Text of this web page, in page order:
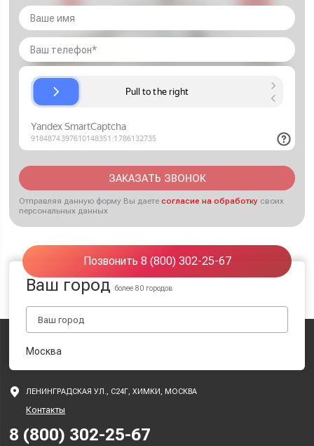
ЗАКАЗАТЬ ЗВОНОК
Отправляя данную форму Вы даетесогласие на обработку своих
персональных данных
Позвонить 8 (800) 302-25-67
Ваш городболее 80 городов
Москва
ЛЕНИНГРАДСКАЯ УЛ., С24Г, ХИМКИ, МОСКВА
Контакты
8 (800) 302-25-67